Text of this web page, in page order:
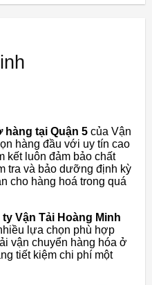
hàng tại Quận 5 của Vận
hàng đầu với uy tín cao
kết luôn đảm bảo chất
tra và bảo dưỡng định kỳ
cho hàng hoá trong quá
Vận Tải Hoàng Minh
lựa chọn phù hợp
vận chuyển hàng hóa ở
tiết kiệm chi phí một